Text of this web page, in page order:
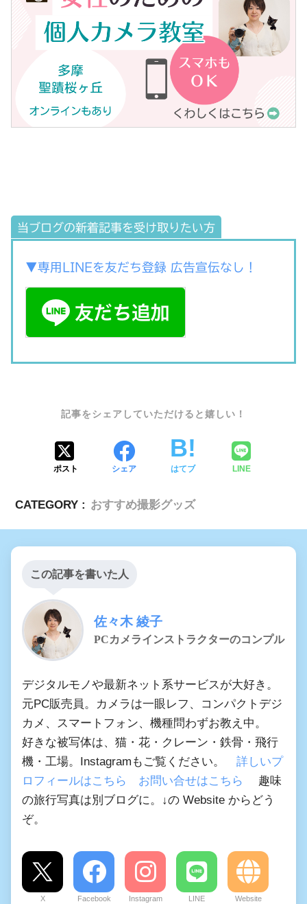
当ブログの新着記事を受け取りたい方
▼専用LINEを友だち登録 広告宣伝なし！
ポスト シェア はてブ LINE
CATEGORY : おすすめ撮影グッズ
この記事を書いた人
佐々木 綾子
PCカメラインストラクターのコンプル
デジタルモノや最新ネット系サービスが大好き。
元PC販売員。カメラは一眼レフ、コンパクトデジ
カメ、スマートフォン、機種問わずお教え中。
好きな被写体は、猫・花・クレーン・鉄骨・飛行
機・工場。Instagramもご覧ください。 詳しいプ
ロフィールはこちら
お問い合せはこちら
趣味
の旅行写真は別ブログに。↓の Website からどう
ぞ。
X Facebook Instagram LINE Website